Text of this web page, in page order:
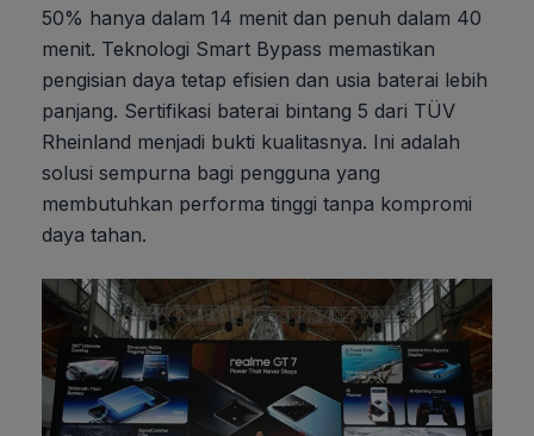
50% hanya dalam 14 menit dan penuh dalam 40
menit. Teknologi Smart Bypass memastikan
pengisian daya tetap efisien dan usia baterai lebih
panjang. Sertifikasi baterai bintang 5 dari TÜV
Rheinland menjadi bukti kualitasnya. Ini adalah
solusi sempurna bagi pengguna yang
membutuhkan performa tinggi tanpa kompromi
daya tahan.